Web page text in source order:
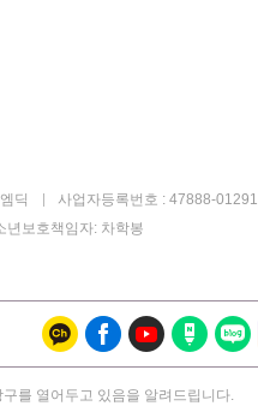
딕
사업자등록번호 : 47888-01291
년보호책임자: 차학봉
를 열어두고 있음을 알려드립니다.